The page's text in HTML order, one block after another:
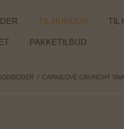
TIL HUNDEN TIL
PAKKETILBUD
/ CARNILOVE CRUNCHY